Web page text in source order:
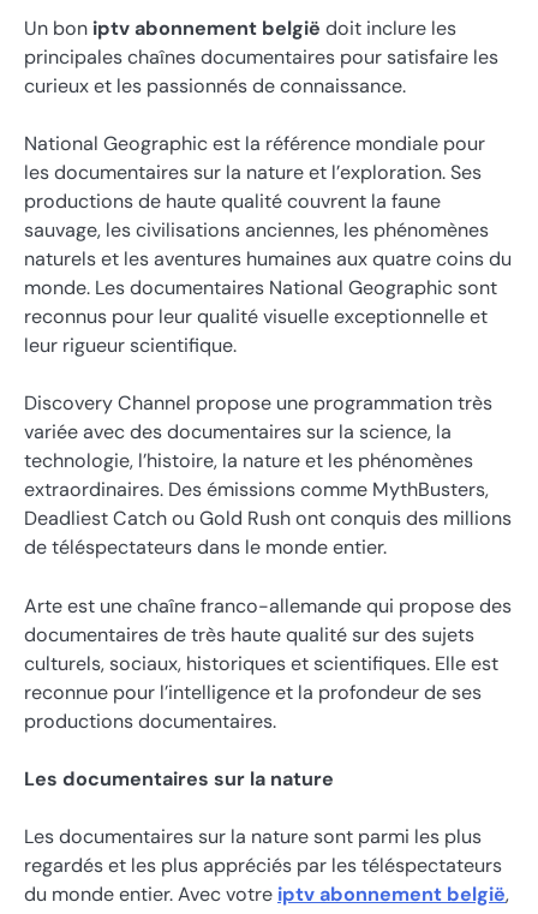
Un bon iptv abonnement belgië doit inclure les
principales chaînes documentaires pour satisfaire les
curieux et les passionnés de connaissance.
National Geographic est la référence mondiale pour
les documentaires sur la nature et l’exploration. Ses
productions de haute qualité couvrent la faune
sauvage, les civilisations anciennes, les phénomènes
naturels et les aventures humaines aux quatre coins du
monde. Les documentaires National Geographic sont
reconnus pour leur qualité visuelle exceptionnelle et
leur rigueur scientifique.
Discovery Channel propose une programmation très
variée avec des documentaires sur la science, la
technologie, l’histoire, la nature et les phénomènes
extraordinaires. Des émissions comme MythBusters,
Deadliest Catch ou Gold Rush ont conquis des millions
de téléspectateurs dans le monde entier.
Arte est une chaîne franco-allemande qui propose des
documentaires de très haute qualité sur des sujets
culturels, sociaux, historiques et scientifiques. Elle est
reconnue pour l’intelligence et la profondeur de ses
productions documentaires.
Les documentaires sur la nature
Les documentaires sur la nature sont parmi les plus
regardés et les plus appréciés par les téléspectateurs
du monde entier. Avec votre iptv abonnement belgië,